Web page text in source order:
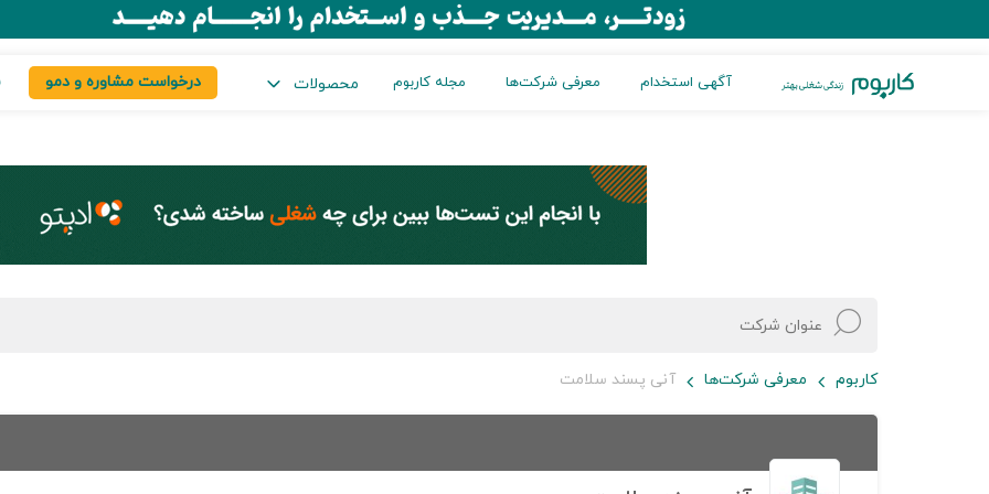
آگهی استخدام معرفی شرکت‌ها مجله کاربوم محصولات درخواست مشاوره و دمو
کاربوم معرفی شرکت‌ها آنی پسند سلامت